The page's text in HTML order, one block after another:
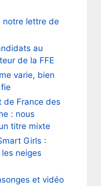
notre lettre de
au
de la FFE
varie, bien
de France des
: nous
titre mixte
Girls :
neiges
et vidéo